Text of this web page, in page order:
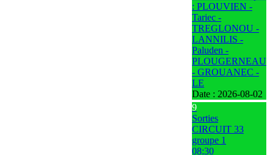
: PLOUVIEN -
Tariec -
TREGLONOU -
LANNILIS -
Paluden -
PLOUGERNEAU
- GROUANEC -
LE
Date : 2026-08-02
9
Sorties
CIRCUIT 33
groupe 1
08:30